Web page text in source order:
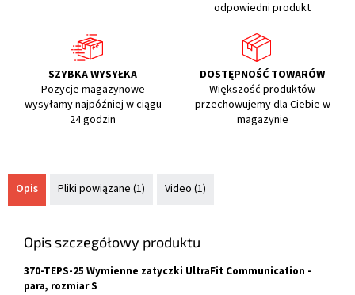
odpowiedni produkt
SZYBKA WYSYŁKA
Pozycje magazynowe
wysyłamy najpóźniej w ciągu
24 godzin
DOSTĘPNOŚĆ TOWARÓW
Większość produktów
przechowujemy dla Ciebie w
magazynie
Opis Pliki powiązane (1) Video (1)
Opis szczegółowy produktu
370-TEPS-25 Wymienne zatyczki UltraFit Communication -
para, rozmiar S